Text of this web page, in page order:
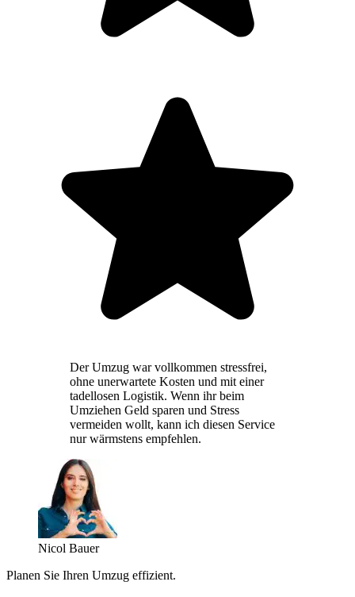
Der Umzug war vollkommen stressfrei,
ohne unerwartete Kosten und mit einer
tadellosen Logistik. Wenn ihr beim
Umziehen Geld sparen und Stress
vermeiden wollt, kann ich diesen Service
nur wärmstens empfehlen.
Nicol Bauer
Planen Sie Ihren Umzug effizient.